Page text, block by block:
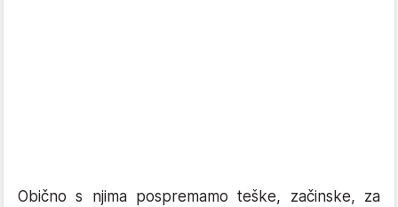
Obično s njima pospremamo teške, začinske, za